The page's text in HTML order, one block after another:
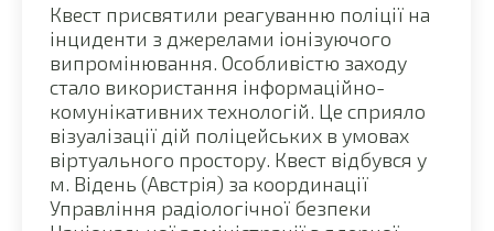
Квест присвятили реагуванню поліції на
інциденти з джерелами іонізуючого
випромінювання. Особливістю заходу
стало використання інформаційно-
комунікативних технологій. Це сприяло
візуалізації дій поліцейських в умовах
віртуального простору. Квест відбувся у
м. Відень (Австрія) за координації
Управління радіологічної безпеки